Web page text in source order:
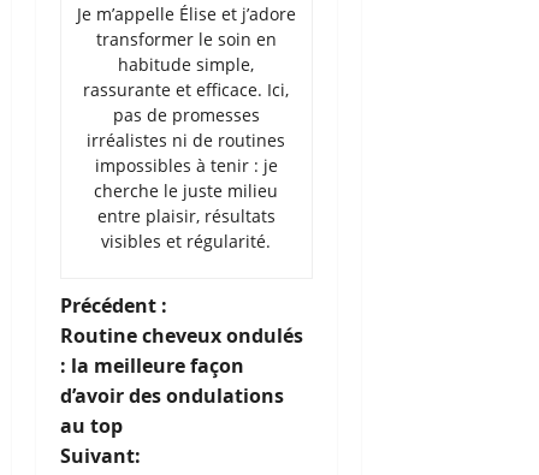
Je m’appelle Élise et j’adore
transformer le soin en
habitude simple,
rassurante et efficace. Ici,
pas de promesses
irréalistes ni de routines
impossibles à tenir : je
cherche le juste milieu
entre plaisir, résultats
visibles et régularité.
N
a
v
Précédent :
Routine cheveux ondulés
: la meilleure façon
d’avoir des ondulations
au top
Suivant: